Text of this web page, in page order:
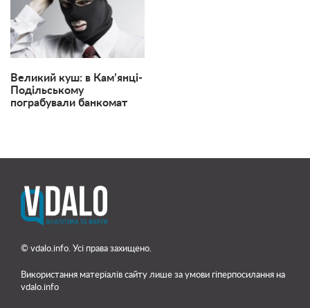
Великий куш: в Кам’янці-
Подільському
пограбували банкомат
© vdalo.info. Усі права захищено.
Використання матеріалів сайту лише за умови гіперпосилання на
vdalo.info